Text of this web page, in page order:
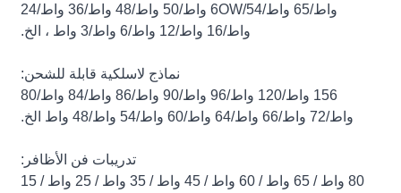
واط/65 واط/6OW/54 واط/50 واط/48 واط/36 واط/24
واط/16 واط/12 واط/6 واط/3 واط ، الخ.
نماذج لاسلكية قابلة للشحن:
156 واط/120 واط/96 واط/90 واط/86 واط/84 واط/80
واط/72 واط/66 واط/64 واط/60 واط/54 واط/48 واط الخ.
تدريبات فن الأظافر:
80 واط / 65 واط / 60 واط / 45 واط / 35 واط / 25 واط / 15